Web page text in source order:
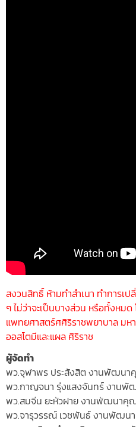
สงวนสิทธิ์ ห้ามทำสำเนา ทำการเ
ๆ ไม่ว่าจะเป็นบางส่วน หรือทั้งหม
แพทยศาสตร์ศศิริราชพยาบาล มห
ออสโตมีและแผล ศิริราช
ผู้จัดทำ
พว.จุฬาพร ประสังสิต งานพัฒนา
พว.กาญจนา รุ่งแสงจันทร์ งาน
พว.สมจีน ยะหัวฝาย งานพัฒนาคุ
พว.จารุวรรณ์ เวชพันธ์ งานพัฒน